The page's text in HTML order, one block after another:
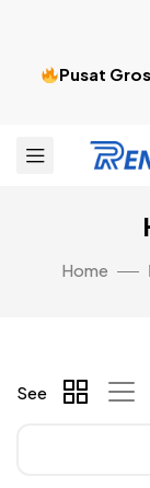
Pusat
Home
See